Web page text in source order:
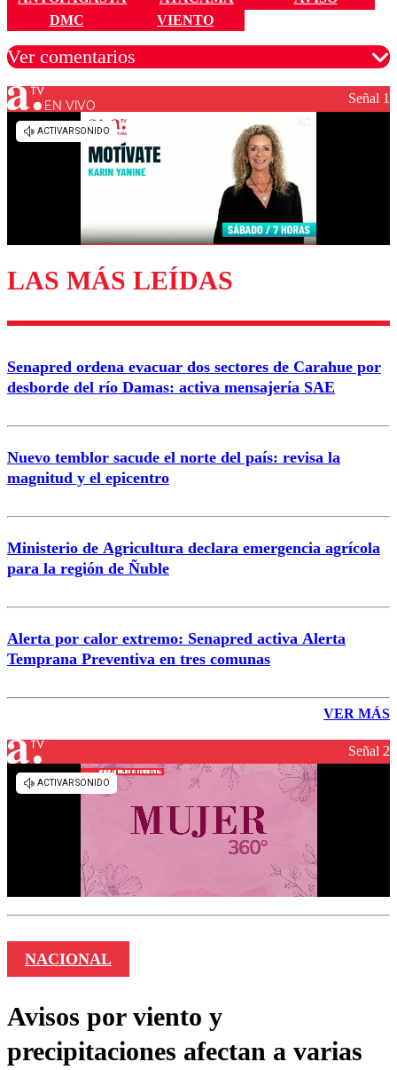
DMC
VIENTO
Ver comentarios
Los comentarios son moderados para garantizar un
diálogo respetuoso.
Enviar comentario
EN VIVO Señal 1
LAS MÁS LEÍDAS
Senapred ordena evacuar dos sectores de Carahue por
desborde del río Damas: activa mensajería SAE
Nuevo temblor sacude el norte del país: revisa la
magnitud y el epicentro
Ministerio de Agricultura declara emergencia agrícola
para la región de Ñuble
Alerta por calor extremo: Senapred activa Alerta
Temprana Preventiva en tres comunas
VER MÁS
Señal 2
NACIONAL
Avisos por viento y
precipitaciones afectan a varias